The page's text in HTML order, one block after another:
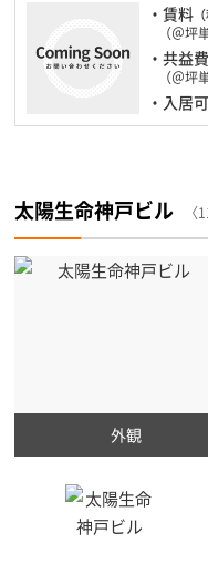
・賃料
（＠坪
・共益費
（＠坪
・入居
太陽生命神戸ビル 〈
外観